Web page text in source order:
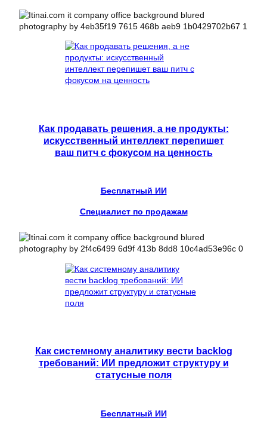
Как продавать решения, а не продукты:
искусственный интеллект перепишет
ваш питч с фокусом на ценность
Бесплатный ИИ
Специалист по продажам
Как системному аналитику вести backlog
требований: ИИ предложит структуру и
статусные поля
Бесплатный ИИ